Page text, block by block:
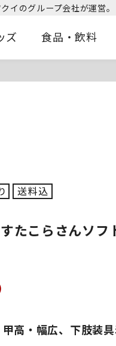
イのグループ会社が運営。
ズ 食品・飲料
高・幅広、下肢装
たこらさんソフ